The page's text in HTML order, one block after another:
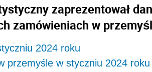
zaprezentował
zamówieniach w
2024 roku
przemyśle w styczniu 2024 roku